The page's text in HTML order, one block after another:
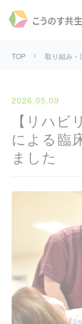
TOP 取り組み・
2026.05.09
【リハ
による臨
ました